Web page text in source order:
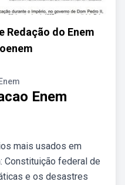
Redação do Enem
Enem
mais usados em
Constituição federal de
e os desastres